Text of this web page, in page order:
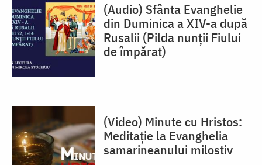
(Audio) Sfânta Evanghelie
din Duminica a XIV-a după
Rusalii (Pilda nunții Fiului
de împărat)
(Video) Minute cu Hristos:
Meditație la Evanghelia
samarineanului milostiv